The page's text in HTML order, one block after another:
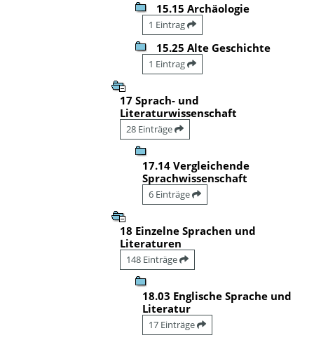
15.15 Archäologie
1 Eintrag
15.25 Alte Geschichte
1 Eintrag
17 Sprach- und
Literaturwissenschaft
28 Einträge
17.14 Vergleichende
Sprachwissenschaft
6 Einträge
18 Einzelne Sprachen und
Literaturen
148 Einträge
18.03 Englische Sprache und
Literatur
17 Einträge